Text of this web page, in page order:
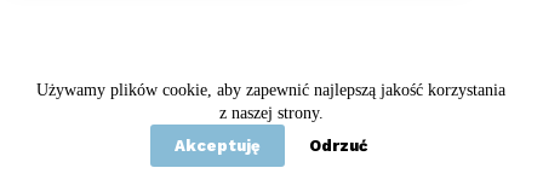
Używamy plików cookie, aby zapewnić najlepszą jakość korzystania
z naszej strony.
Akceptuję
Odrzuć
Copyright © 2020 - 2026 Betel